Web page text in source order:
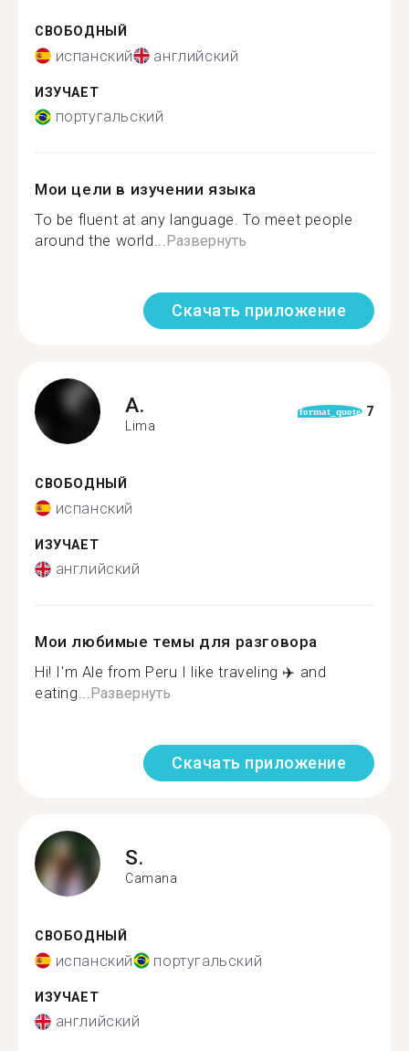
СВОБОДНЫЙ
испанский английский
ИЗУЧАЕТ
португальский
Мои цели в изучении языка
To be fluent at any language. To meet people
around the world...Развернуть
Скачать приложение
A.
Lima
format_quote 7
СВОБОДНЫЙ
испанский
ИЗУЧАЕТ
английский
Мои любимые темы для разговора
Hi! I'm Ale from Peru I like traveling ✈️ and
eating...Развернуть
Скачать приложение
S.
Camana
СВОБОДНЫЙ
испанский португальский
ИЗУЧАЕТ
английский